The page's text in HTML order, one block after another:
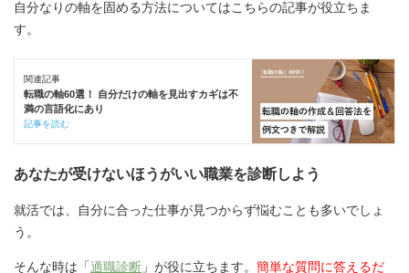
自分なりの軸を固める方法についてはこちらの記事が役立ちま
す。
関連記事
転職の軸60選！ 自分だけの軸を見出すカギは不
満の言語化にあり
記事を読む
あなたが受けないほうがいい職業を診断しよう
就活では、自分に合った仕事が見つからず悩むことも多いでしょ
う。
そんな時は「適職診断 」が役に立ちます。 簡単な質問に答えるだ